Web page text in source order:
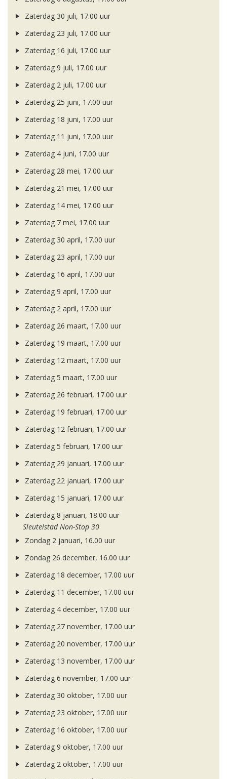
Zaterdag 30 juli, 17.00 uur
Zaterdag 23 juli, 17.00 uur
Zaterdag 16 juli, 17.00 uur
Zaterdag 9 juli, 17.00 uur
Zaterdag 2 juli, 17.00 uur
Zaterdag 25 juni, 17.00 uur
Zaterdag 18 juni, 17.00 uur
Zaterdag 11 juni, 17.00 uur
Zaterdag 4 juni, 17.00 uur
Zaterdag 28 mei, 17.00 uur
Zaterdag 21 mei, 17.00 uur
Zaterdag 14 mei, 17.00 uur
Zaterdag 7 mei, 17.00 uur
Zaterdag 30 april, 17.00 uur
Zaterdag 23 april, 17.00 uur
Zaterdag 16 april, 17.00 uur
Zaterdag 9 april, 17.00 uur
Zaterdag 2 april, 17.00 uur
Zaterdag 26 maart, 17.00 uur
Zaterdag 19 maart, 17.00 uur
Zaterdag 12 maart, 17.00 uur
Zaterdag 5 maart, 17.00 uur
Zaterdag 26 februari, 17.00 uur
Zaterdag 19 februari, 17.00 uur
Zaterdag 12 februari, 17.00 uur
Zaterdag 5 februari, 17.00 uur
Zaterdag 29 januari, 17.00 uur
Zaterdag 22 januari, 17.00 uur
Zaterdag 15 januari, 17.00 uur
Zaterdag 8 januari, 18.00 uur
Sleutelstad Non-Stop 30
Zondag 2 januari, 16.00 uur
Zondag 26 december, 16.00 uur
Zaterdag 18 december, 17.00 uur
Zaterdag 11 december, 17.00 uur
Zaterdag 4 december, 17.00 uur
Zaterdag 27 november, 17.00 uur
Zaterdag 20 november, 17.00 uur
Zaterdag 13 november, 17.00 uur
Zaterdag 6 november, 17.00 uur
Zaterdag 30 oktober, 17.00 uur
Zaterdag 23 oktober, 17.00 uur
Zaterdag 16 oktober, 17.00 uur
Zaterdag 9 oktober, 17.00 uur
Zaterdag 2 oktober, 17.00 uur